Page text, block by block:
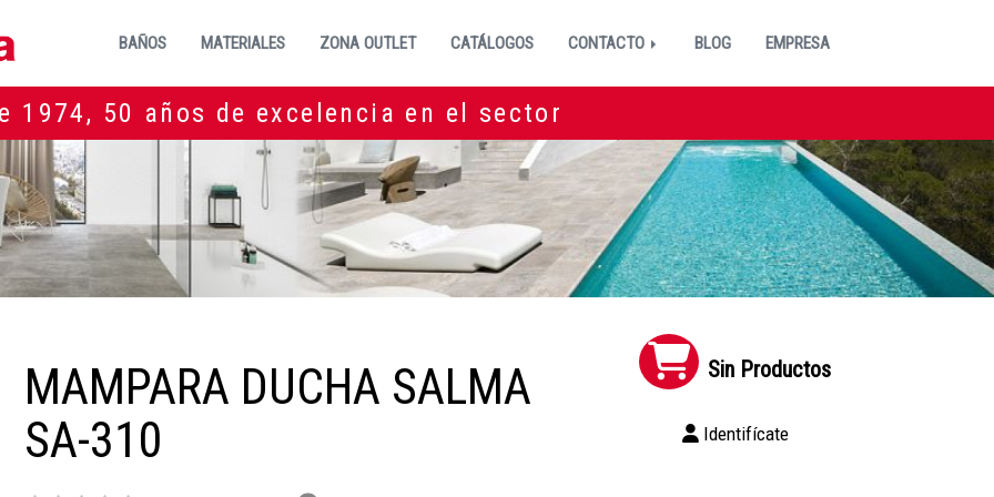
BAÑOS MATERIALES ZONA OUTLET CATÁLOGOS CONTACTO BLOG EMPRESA
1974, 50 años de excelencia en el sector
MAMPARA DUCHA SALMA
SA-310
Sin Productos
Identifícate